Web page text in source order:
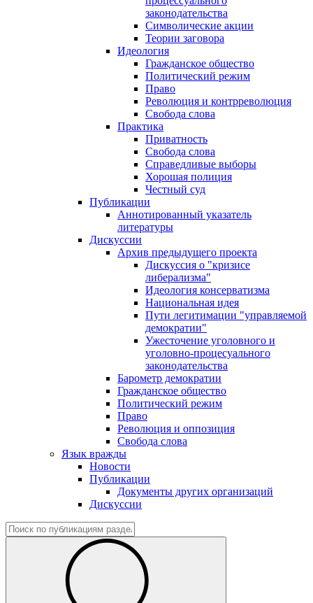
законодательства
Символические акции
Теории заговора
Идеология
Гражданское общество
Политический режим
Право
Революция и контрреволюция
Свобода слова
Практика
Приватность
Свобода слова
Справедливые выборы
Хорошая полиция
Честный суд
Публикации
Аннотированный указатель
литературы
Дискуссии
Архив предыдущего проекта
Дискуссия о "кризисе
либерализма"
Идеология консерватизма
Национальная идея
Пути легитимации "управляемой
демократии"
Ужесточение уголовного и
уголовно-процесуального
законодательства
Барометр демократии
Гражданское общество
Политический режим
Право
Революция и оппозиция
Свобода слова
Язык вражды
Новости
Публикации
Документы других организаций
Дискуссии